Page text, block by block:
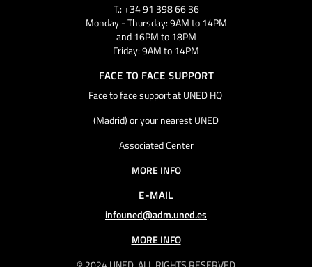
T.: +34 91 398 66 36
Monday - Thursday: 9AM to 14PM
and 16PM to 18PM
Friday: 9AM to 14PM
FACE TO FACE SUPPORT
Face to face support at UNED HQ
(Madrid) or your nearest UNED
Associated Center
MORE INFO
E-MAIL
infouned@adm.uned.es
MORE INFO